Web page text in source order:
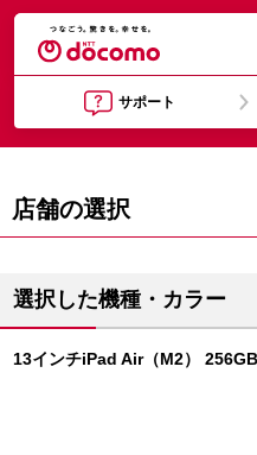
サポート
店舗の選択
選択した機種・カラー
13インチiPad Air（M2）